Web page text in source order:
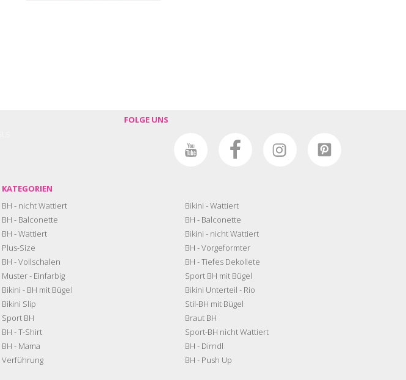
FOLGE UNS
KATEGORIEN
BH - nicht Wattiert
BH - Balconette
BH - Wattiert
Plus-Size
BH - Vollschalen
Muster - Einfarbig
Bikini - BH mit Bügel
Bikini Slip
Sport BH
BH - T-Shirt
BH - Mama
Verführung
Bikini - Wattiert
BH - Balconette
Bikini - nicht Wattiert
BH - Vorgeformter
BH - Tiefes Dekollete
Sport BH mit Bügel
Bikini Unterteil - Rio
Stil-BH mit Bügel
Braut BH
Sport-BH nicht Wattiert
BH - Dirndl
BH - Push Up